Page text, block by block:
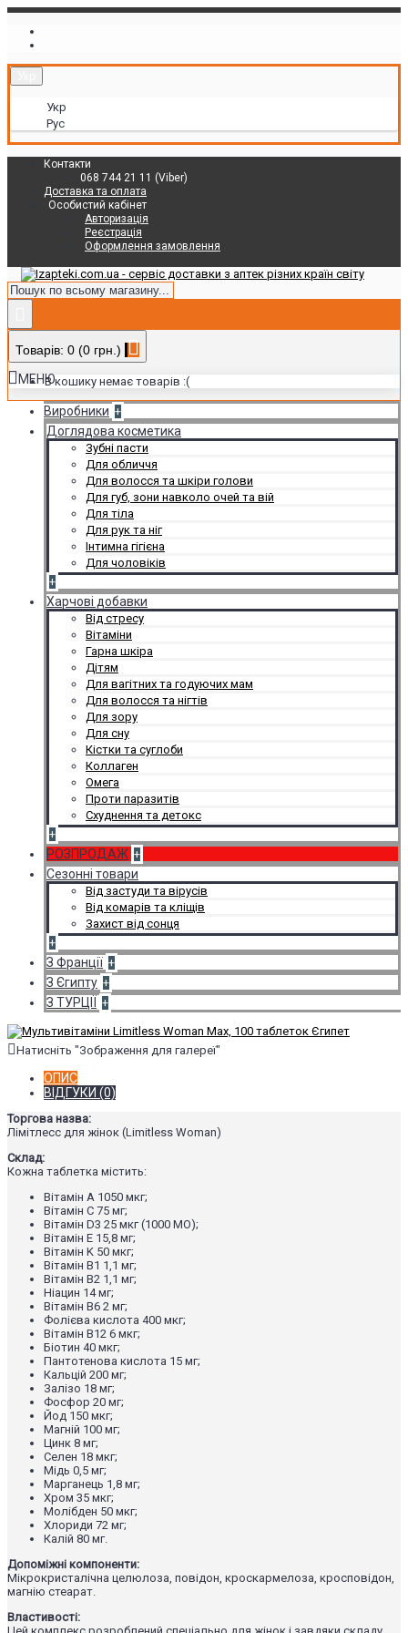
Укр
Рус
Контакти
068 744 21 11 (Viber)
Доставка та оплата
Особистий кабінет
Авторизація
Реєстрація
Оформлення замовлення
Товарів: 0 (0 грн.)
В кошику немає товарів :(
МЕНЮ
Виробники +
Доглядова косметика
Зубні пасти
Для обличчя
Для волосся та шкіри голови
Для губ, зони навколо очей та вій
Для тіла
Для рук та ніг
Інтимна гігієна
Для чоловіків
+
Харчові добавки
Від стресу
Вітаміни
Гарна шкіра
Дітям
Для вагітних та годуючих мам
Для волосся та нігтів
Для зору
Для сну
Кістки та суглоби
Коллаген
Омега
Проти паразитів
Схуднення та детокс
+
РОЗПРОДАЖ +
Сезонні товари
Від застуди та вірусів
Від комарів та кліщів
Захист від сонця
+
З Франції +
З Єгипту +
З ТУРЦІЇ +
Натисніть "Зображення для галереї"
ОПИС
ВІДГУКИ (0)
Торгова назва:
Лімітлесс для жінок (Limitless Woman)
Склад:
Кожна таблетка містить:
Вітамін A 1050 мкг;
Вітамін C 75 мг;
Вітамін D3 25 мкг (1000 МО);
Вітамін E 15,8 мг;
Вітамін K 50 мкг;
Вітамін B1 1,1 мг;
Вітамін B2 1,1 мг;
Ніацин 14 мг;
Вітамін B6 2 мг;
Фолієва кислота 400 мкг;
Вітамін B12 6 мкг;
Біотин 40 мкг;
Пантотенова кислота 15 мг;
Кальцій 200 мг;
Залізо 18 мг;
Фосфор 20 мг;
Йод 150 мкг;
Магній 100 мг;
Цинк 8 мг;
Селен 18 мкг;
Мідь 0,5 мг;
Марганець 1,8 мг;
Хром 35 мкг;
Молібден 50 мкг;
Хлориди 72 мг;
Калій 80 мг.
Допоміжні компоненти:
Мікрокристалічна целюлоза, повідон, кроскармелоза, кросповідон,
магнію стеарат.
Властивості: